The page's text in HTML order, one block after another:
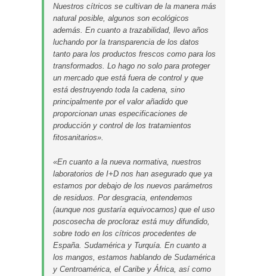
Nuestros cítricos se cultivan de la manera más
natural posible, algunos son ecológicos
además. En cuanto a trazabilidad, llevo años
luchando por la transparencia de los datos
tanto para los productos frescos como para los
transformados. Lo hago no solo para proteger
un mercado que está fuera de control y que
está destruyendo toda la cadena, sino
principalmente por el valor añadido que
proporcionan unas especificaciones de
producción y control de los tratamientos
fitosanitarios».
«En cuanto a la nueva normativa, nuestros
laboratorios de I+D nos han asegurado que ya
estamos por debajo de los nuevos parámetros
de residuos. Por desgracia, entendemos
(aunque nos gustaría equivocarnos) que el uso
poscosecha de procloraz está muy difundido,
sobre todo en los cítricos procedentes de
España. Sudamérica y Turquía. En cuanto a
los mangos, estamos hablando de Sudamérica
y Centroamérica, el Caribe y África, así como